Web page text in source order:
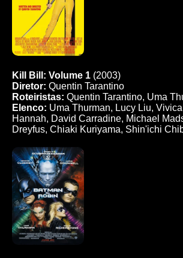
Kill Bill: Volume 1 (2003)
Diretor: Quentin Tarantino
Roteiristas: Quentin Tarantino, Uma
Elenco: Uma Thurman, Lucy Liu,
Hannah, David Carradine, Michael
Dreyfus, Chiaki Kuriyama, Shin'ichi